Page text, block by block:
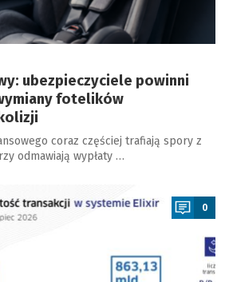
ubezpieczyciele powinni
fotelików
coraz częściej trafiają spory z
odmawiają wypłaty …
0